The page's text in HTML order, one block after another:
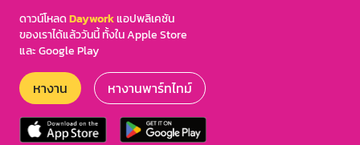
ดาวน์โหลดDayworkแอปพลิเคชัน
ของเราได้แล้ววันนี้ ทั้งใน Apple Store
และ Google Play
หางาน หางานพาร์ทไทม์